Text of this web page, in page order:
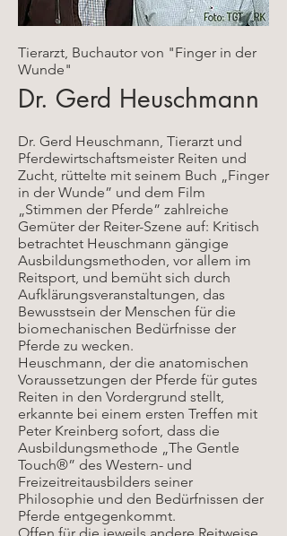
Tierarzt, Buchautor von "Finger in der
Wunde"
Dr. Gerd Heuschmann
Dr. Gerd Heuschmann, Tierarzt und
Pferdewirtschaftsmeister Reiten und
Zucht, rüttelte mit seinem Buch „Finger
in der Wunde” und dem Film
„Stimmen der Pferde” zahlreiche
Gemüter der Reiter-Szene auf: Kritisch
betrachtet Heuschmann gängige
Ausbildungsmethoden, vor allem im
Reitsport, und bemüht sich durch
Aufklärungsveranstaltungen, das
Bewusstsein der Menschen für die
biomechanischen Bedürfnisse der
Pferde zu wecken.
Heuschmann, der die anatomischen
Voraussetzungen der Pferde für gutes
Reiten in den Vordergrund stellt,
erkannte bei einem ersten Treffen mit
Peter Kreinberg sofort, dass die
Ausbildungsmethode „The Gentle
Touch®” des Western- und
Freizeitreitausbilders seiner
Philosophie und den Bedürfnissen der
Pferde entgegenkommt.